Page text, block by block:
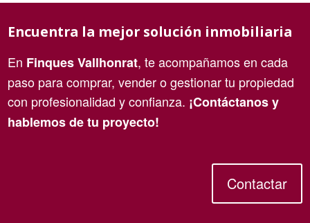
Encuentra la mejor solución inmobiliaria
En Finques Vallhonrat, te acompañamos en cada
paso para comprar, vender o gestionar tu propiedad
con profesionalidad y confianza. ¡Contáctanos y
hablemos de tu proyecto!
Contactar